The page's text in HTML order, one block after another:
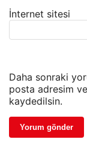
İnternet sitesi
Daha sonraki
posta adresim
kaydedilsin.